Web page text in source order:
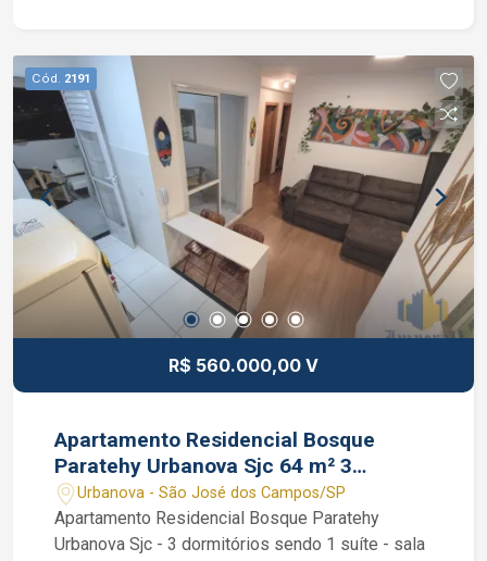
no térreo, lavanderia compartilhada no térreo,
portaria 24 horas e zeladoria. Interessados falar
com o corretor de imóvel Caique Lopes de CRECI
264.991 F (12) 99189-7273 WhatsApp (Claro).
Cód. 2191
R$ 560.000,00 V
Apartamento Residencial Bosque
Paratehy Urbanova Sjc 64 m² 3
dormitórios 1 suíte
Urbanova - São José dos Campos/SP
Apartamento Residencial Bosque Paratehy
Urbanova Sjc - 3 dormitórios sendo 1 suíte - sala